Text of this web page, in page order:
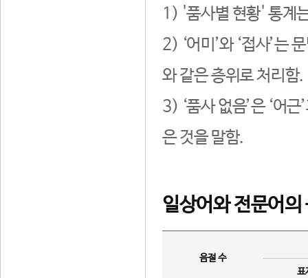
1) '품사별 현황' 통계
2) ‘어미’와 ‘접사’는
와 같은 층위로 처리함.
3) ‘품사 없음’은 ‘어
은 것을 말함.
일상어와 전문어의
음절 수
표